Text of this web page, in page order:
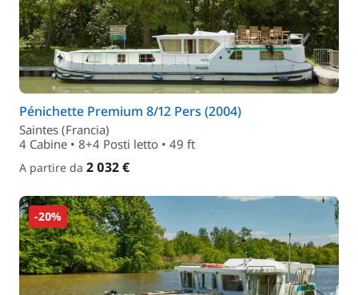
Pénichette Premium 8/12 Pers (2004)
Saintes (Francia)
4 Cabine • 8+4 Posti letto • 49 ft
A partire da 2 032 €
-20%